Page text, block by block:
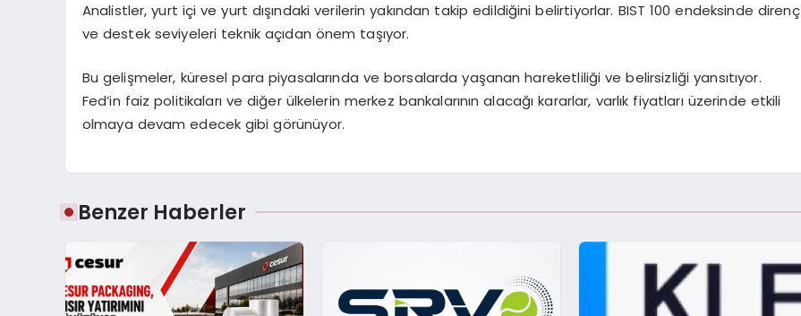
Analistler, yurt içi ve yurt dışındaki verilerin yakından takip edildiğini belirtiyorlar. BIST 100 endeksinde direnç
ve destek seviyeleri teknik açıdan önem taşıyor.
Bu gelişmeler, küresel para piyasalarında ve borsalarda yaşanan hareketliliği ve belirsizliği yansıtıyor.
Fed’in faiz politikaları ve diğer ülkelerin merkez bankalarının alacağı kararlar, varlık fiyatları üzerinde etkili
olmaya devam edecek gibi görünüyor.
Benzer Haberler